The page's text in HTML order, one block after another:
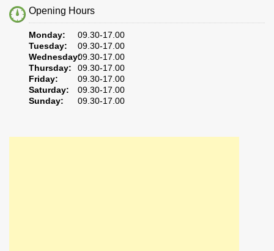
Opening Hours
Monday:
09.30-17.00
Tuesday:
09.30-17.00
Wednesday:09.30-17.00
Thursday:
09.30-17.00
Friday:
09.30-17.00
Saturday:
09.30-17.00
Sunday:
09.30-17.00